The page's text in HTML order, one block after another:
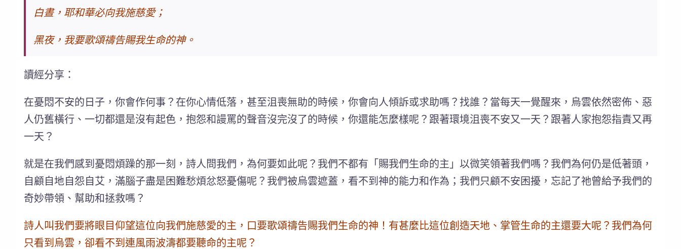
白晝，耶和華必向我施慈愛；
黑夜，我要歌頌禱告賜我生命的神。
讀經分享：
在憂悶不安的日子，你會作何事？在你心情低落，甚至沮喪無助的時候，你會向人傾訴或求助嗎？找誰？當每天一覺醒來，烏雲依然密佈、惡
人仍舊橫行、一切都還是沒有起色，抱怨和謾罵的聲音沒完沒了的時候，你還能怎麼樣呢？跟著環境沮喪不安又一天？跟著人家抱怨指責又再
一天？
就是在我們感到憂悶煩躁的那一刻，詩人問我們，為何要如此呢？我們不都有「賜我們生命的主」以微笑領著我們嗎？我們為何仍是低著頭，
自顧自地自怨自艾，滿腦子盡是困難愁煩忿怒憂傷呢？我們被烏雲遮蓋，看不到神的能力和作為；我們只顧不安困擾，忘記了祂曾給予我們的
奇妙帶領、幫助和拯救嗎？
詩人叫我們要將眼目仰望這位向我們施慈愛的主，口要歌頌禱告賜我們生命的神！有甚麼比這位創造天地、掌管生命的主還要大呢？我們為何
只看到烏雲，卻看不到連風雨波濤都要聽命的主呢？